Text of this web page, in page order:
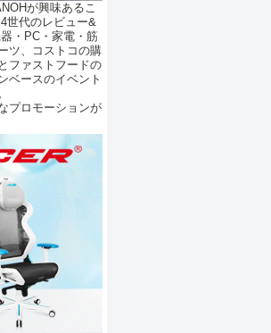
が興味あるこ
世代のレビュー&
・PC・家電・筋
ツ、コストコの購
ファストフードの
ベースのイベント
プロモーションが